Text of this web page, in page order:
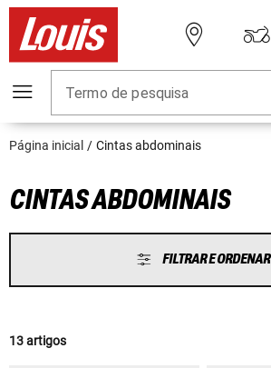
Termo de pesquisa
Página inicial Cintas abdominais
CINTAS ABDOMINAIS
FILTRAR E ORDENAR
13 artigos